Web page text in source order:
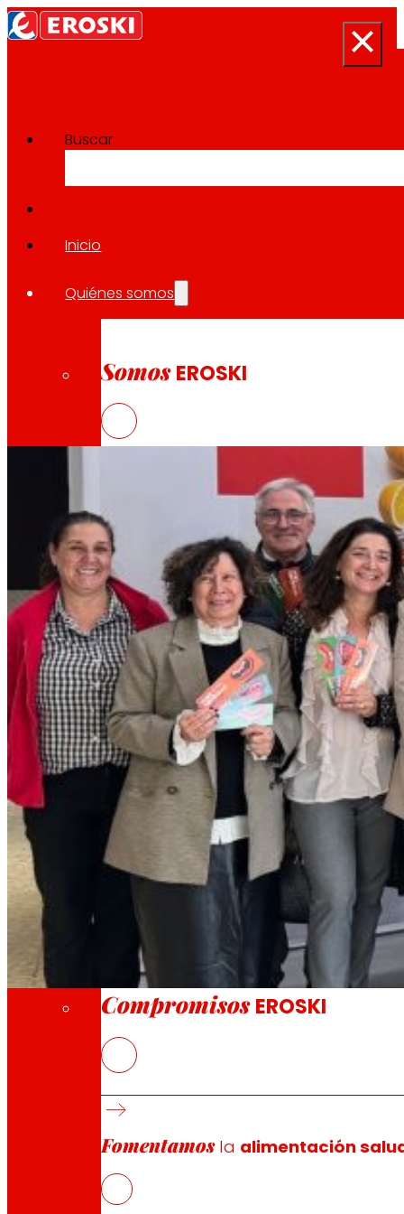
Buscar
Inicio
Quiénes somos
Somos EROSKI
Así somos
Todo nuestro ADN: un viaje por la misión, la
Cooperativa
Somos por y para las personas. Descubre
Fundación
A través de nuestra Fundación
Compromisos
Compromisos EROSKI
Fomentamosla alimentación
Sala de prensa
Volver a todas las noticias
21.11.2025
EROSKI presenta la
EROSKI ha puesto en marcha hoy a Palma la
Con el lema de este año ‘Gracias para hacer que la
coleccionables, diseñadas con el espíritu de ‘medir
Estas reglas, que se pueden comprar en los
trata de reglas multifuncionales que, además de